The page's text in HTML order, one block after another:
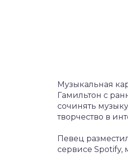
Музыкальная
Гамильтон с
сочинять
творчество в
Певец
сервисе Spotify,